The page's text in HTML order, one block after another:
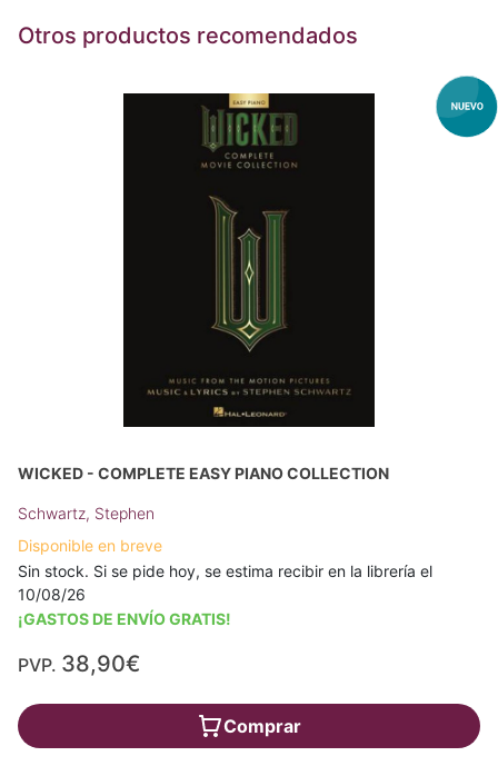
Otros productos recomendados
WICKED - COMPLETE EASY PIANO COLLECTION
Schwartz, Stephen
Disponible en breve
Sin stock. Si se pide hoy, se estima recibir en la librería el
10/08/26
¡GASTOS DE ENVÍO GRATIS!
PVP. 38,90€
Comprar